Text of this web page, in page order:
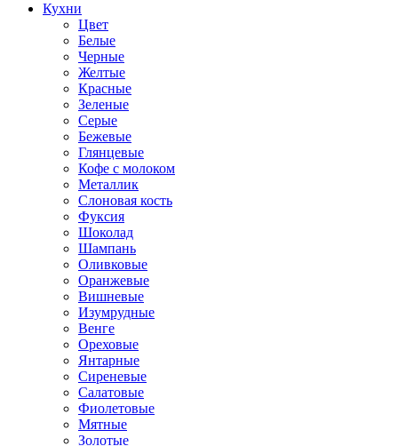
Кухни
Цвет
Белые
Черные
Желтые
Красные
Зеленые
Серые
Бежевые
Глянцевые
Кофе с молоком
Металлик
Слоновая кость
Фуксия
Шоколад
Шампань
Оливковые
Оранжевые
Вишневые
Изумрудные
Венге
Ореховые
Янтарные
Сиреневые
Салатовые
Фиолетовые
Мятные
Золотые